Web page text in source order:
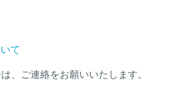
て
、ご連絡をお願いいたします。